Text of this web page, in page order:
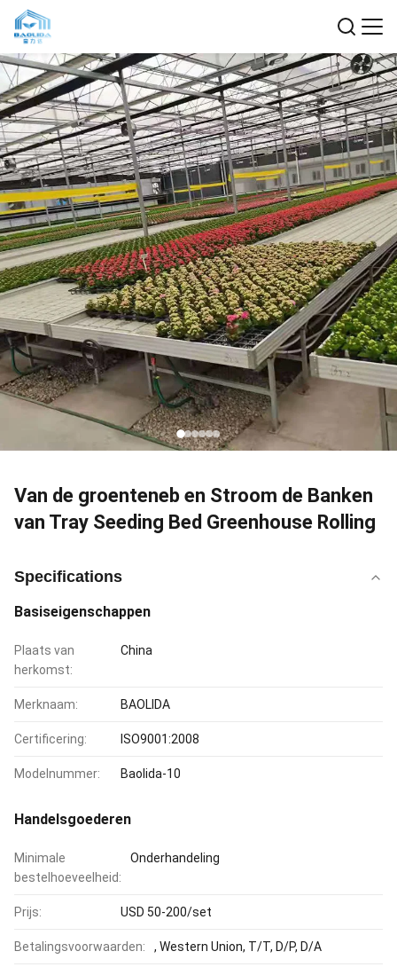
Van de groenteneb en Stroom de Banken
van Tray Seeding Bed Greenhouse Rolling
Specifications
Basiseigenschappen
Plaats van
herkomst:
China
Merknaam: BAOLIDA
Certificering: ISO9001:2008
Modelnummer: Baolida-10
Handelsgoederen
Minimale
bestelhoeveelheid:
Onderhandeling
Prijs: USD 50-200/set
Betalingsvoorwaarden: , Western Union, T/T, D/P, D/A